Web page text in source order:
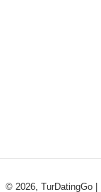
© 2026, TurDatingGo |